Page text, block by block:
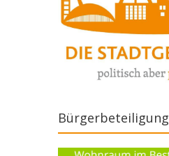
Bürgerbeteiligung